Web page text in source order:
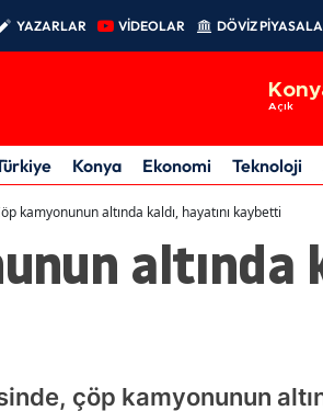
YAZARLAR VİDEOLAR DÖVİZ
Açık
Konya Ekonomi Teknoloji
kamyonunun altında kaldı, hayatını kaybetti
altında
çöp kamyonunun